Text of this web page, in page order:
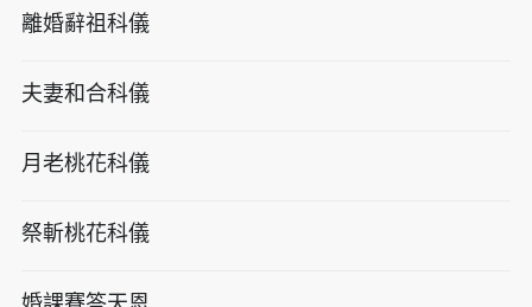
離婚辭祖科儀
夫妻和合科儀
月老桃花科儀
祭斬桃花科儀